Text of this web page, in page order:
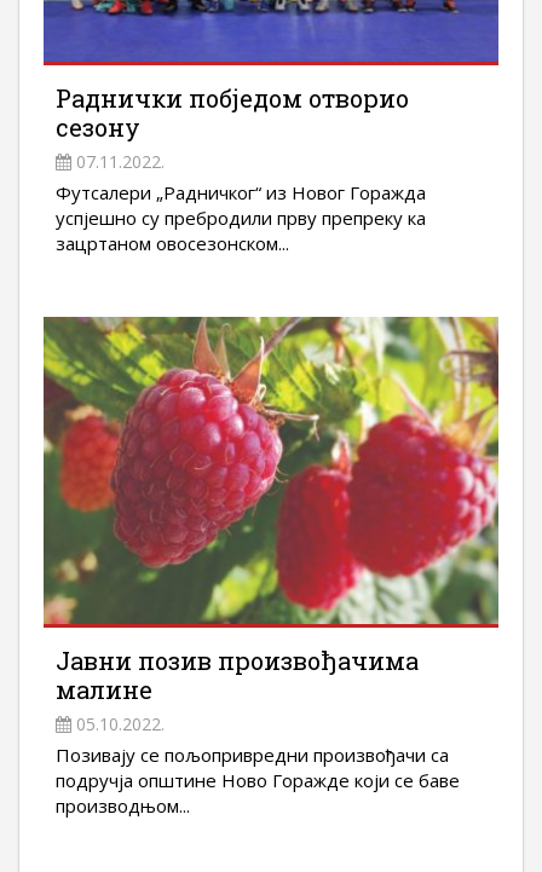
Раднички побједом отворио
сезону
07.11.2022.
Футсалери „Радничког“ из Новог Горажда
успјешно су пребродили прву препреку ка
зацртаном овосезонском...
Јавни позив произвођачима
малине
05.10.2022.
Позивају се пољопривредни произвођачи са
подручја општине Ново Горажде који се баве
производњом...